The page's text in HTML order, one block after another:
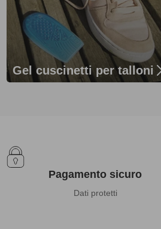
Gel cuscinetti per talloni
Pagamento sicuro
Dati protetti